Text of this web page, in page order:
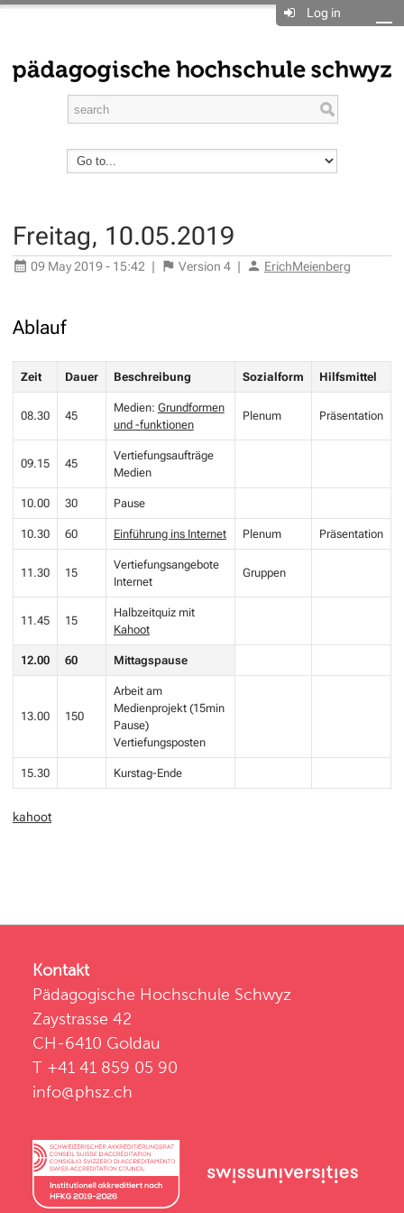
Log in
Freitag, 10.05.2019
09 May 2019 - 15:42 | Version 4 | ErichMeienberg
Ablauf
Zeit Dauer Beschreibung Sozialform Hilfsmittel
08.30 45
Medien: Grundformen
und -funktionen
Plenum Präsentation
09.15 45
Vertiefungsaufträge
Medien
10.00 30 Pause
10.30 60 Einführung ins Internet Plenum Präsentation
11.30 15
Vertiefungsangebote
Internet
Gruppen
11.45 15
Halbzeitquiz mit
Kahoot
12.00 60 Mittagspause
13.00 150
Arbeit am
Medienprojekt (15min
Pause)
Vertiefungsposten
15.30 Kurstag-Ende
kahoot
Kontakt
Pädagogische Hochschule Schwyz
Zaystrasse 42
CH-6410 Goldau
T +41 41 859 05 90
info@phsz.ch